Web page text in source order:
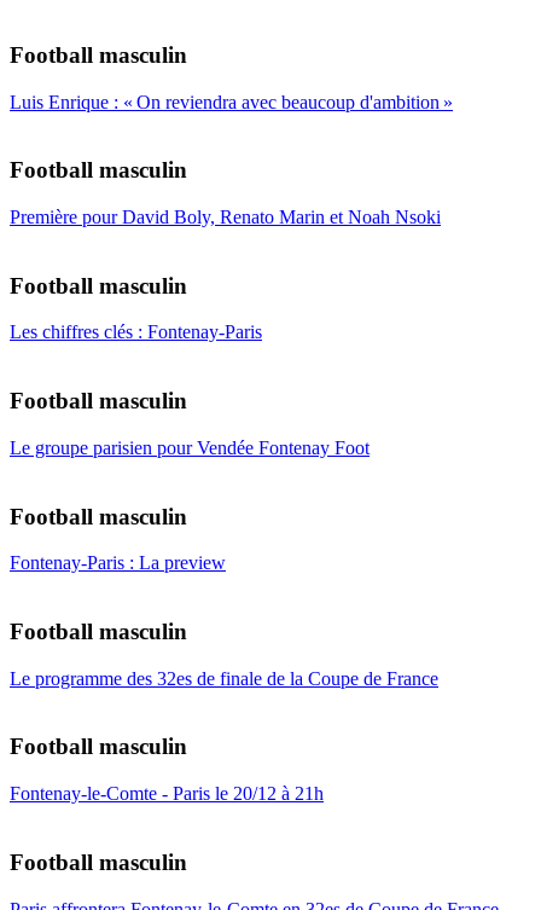
Football masculin
Luis Enrique : « On reviendra avec beaucoup d'ambition »
Football masculin
Première pour David Boly, Renato Marin et Noah Nsoki
Football masculin
Les chiffres clés : Fontenay-Paris
Football masculin
Le groupe parisien pour Vendée Fontenay Foot
Football masculin
Fontenay-Paris : La preview
Football masculin
Le programme des 32es de finale de la Coupe de France
Football masculin
Fontenay-le-Comte - Paris le 20/12 à 21h
Football masculin